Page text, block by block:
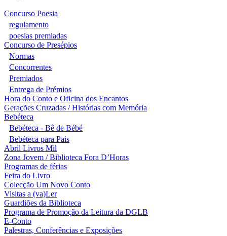
Concurso Poesia
regulamento
poesias premiadas
Concurso de Presépios
Normas
Concorrentes
Premiados
Entrega de Prémios
Hora do Conto e Oficina dos Encantos
Gerações Cruzadas / Histórias com Memória
Bebéteca
Bebéteca - Bê de Bébé
Bebéteca para Pais
Abril Livros Mil
Zona Jovem / Biblioteca Fora D’Horas
Programas de férias
Feira do Livro
Colecção Um Novo Conto
Visitas a (va)Ler
Guardiões da Biblioteca
Programa de Promoção da Leitura da DGLB
E-Conto
Palestras, Conferências e Exposições